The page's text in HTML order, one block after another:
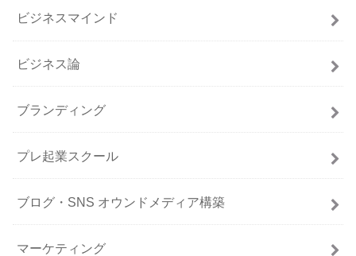
ビジネスマインド
ビジネス論
ブランディング
プレ起業スクール
ブログ・SNS オウンドメディア構築
マーケティング